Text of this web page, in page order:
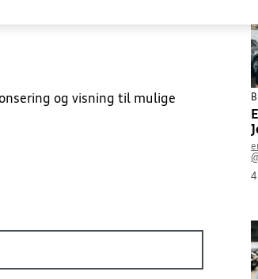
og visning til mulige